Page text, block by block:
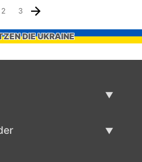
2 3
DIE UKRAINE